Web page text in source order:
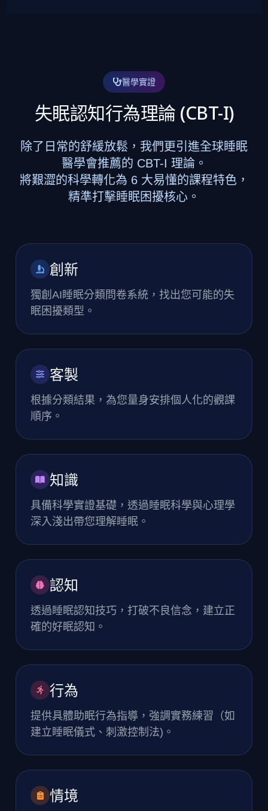
醫學實證
失眠認知行為理論 (CBT-I)
除了日常的舒緩放鬆，我們更引進全球睡眠
醫學會推薦的 CBT-I 理論。
將艱澀的科學轉化為 6 大易懂的課程特色，
精準打擊睡眠困擾核心。
創新
獨創AI睡眠分類問卷系統，找出您可能的失
眠困擾類型。
客製
根據分類結果，為您量身安排個人化的觀課
順序。
知識
具備科學實證基礎，透過睡眠科學與心理學
深入淺出帶您理解睡眠。
認知
透過睡眠認知技巧，打破不良信念，建立正
確的好眠認知。
行為
提供具體助眠行為指導，強調實務練習（如
建立睡眠儀式、刺激控制法)。
情境